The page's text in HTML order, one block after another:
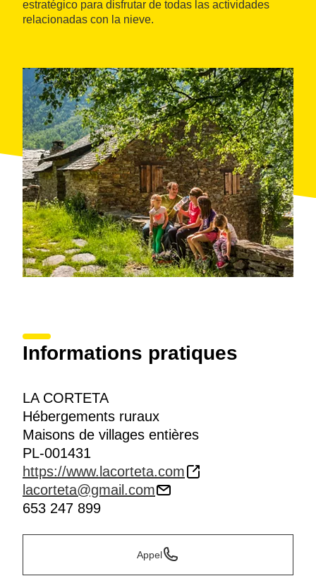
estratégico para disfrutar de todas las actividades
relacionadas con la nieve.
Informations pratiques
LA CORTETA
Hébergements ruraux
Maisons de villages entières
PL-001431
https://www.lacorteta.com
lacorteta@gmail.com
653 247 899
Appel